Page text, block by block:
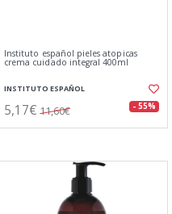
Instituto español pieles atopicas
crema cuidado integral 400ml
INSTITUTO ESPAÑOL
5,17€ 11,60€ - 55%